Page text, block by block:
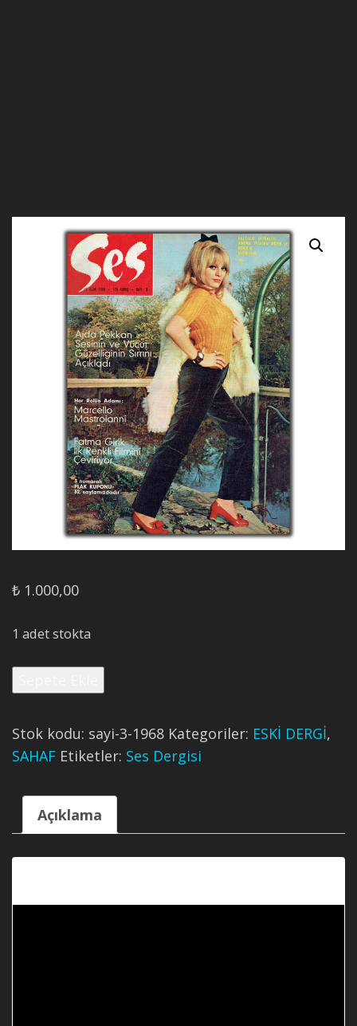
₺ 1.000,00
1 adet stokta
Dergisi’nin
Tarihli
3.
Sayısı
Stok kodu: sayi-3-1968 Kategoriler: ESKİ DERGİ,
SAHAF Etiketler: Ses Dergisi
Açıklama